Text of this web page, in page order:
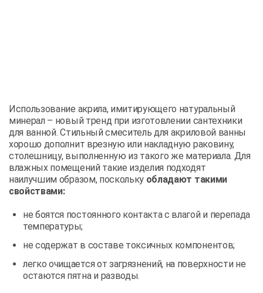
Использование акрила, имитирующего натуральный
минерал – новый тренд при изготовлении сантехники
для ванной. Стильный смеситель для акриловой ванны
хорошо дополнит врезную или накладную раковину,
столешницу, выполненную из такого же материала. Для
влажных помещений такие изделия подходят
наилучшим образом, поскольку обладают такими
свойствами:
не боятся постоянного контакта с влагой и перепада
температуры;
не содержат в составе токсичных компонентов;
легко очищается от загрязнений, на поверхности не
остаются пятна и разводы.